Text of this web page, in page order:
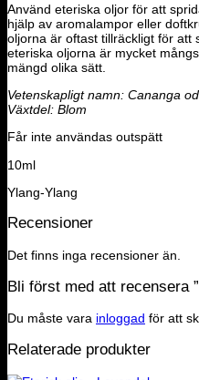
Använd eteriska oljor för att
hjälp av aromalampor eller
oljorna är oftast tillräckligt för att
eteriska oljorna är mycket
mängd olika sätt.
Vetenskapligt namn: Cananga
Växtdel: Blom
Får inte användas outspätt
10ml
Ylang-Ylang
Recensioner
Det finns inga recensioner än.
Bli först med att recensera
Du måste vara inloggad för att
Relaterade produkter